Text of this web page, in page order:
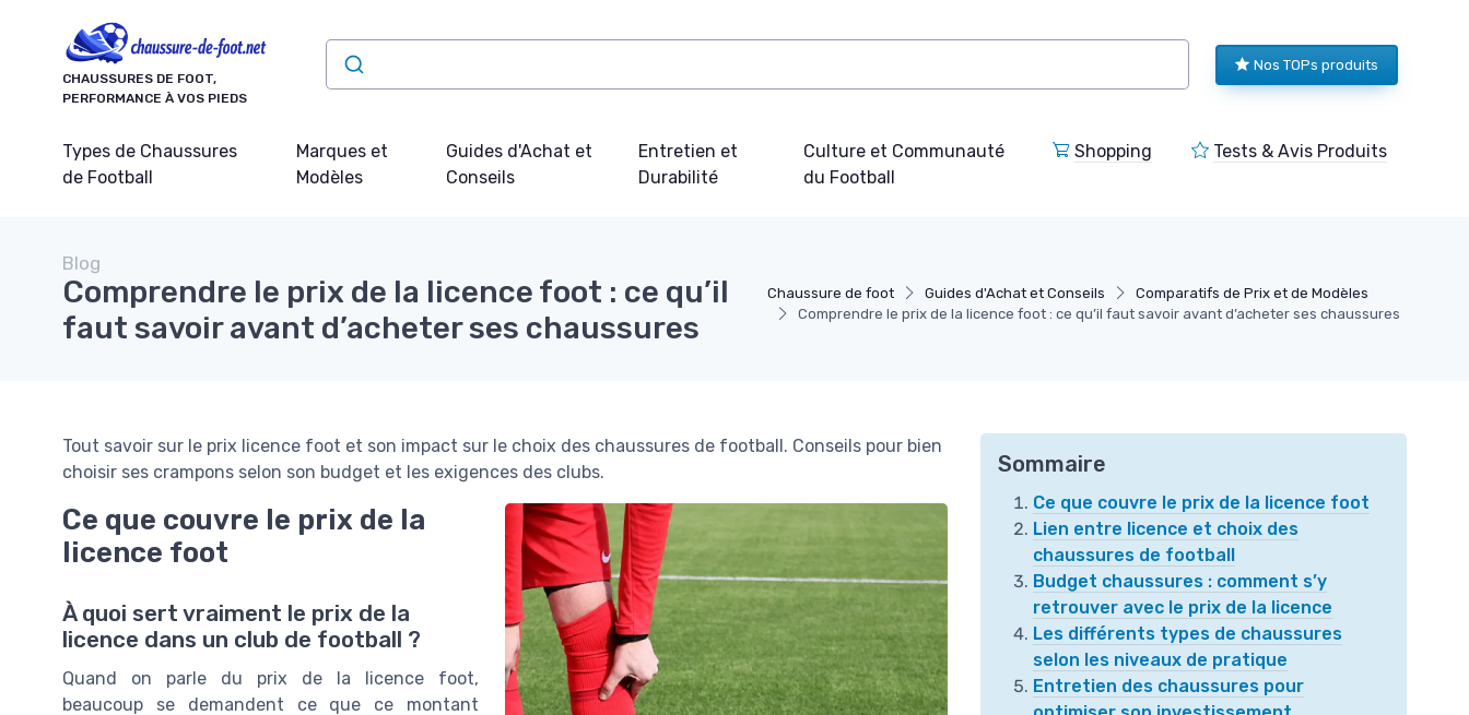
CHAUSSURES DE FOOT,
PERFORMANCE À VOS PIEDS
Nos TOPs produits
Types de Chaussures
de Football
Marques et
Modèles
Guides d'Achat et
Conseils
Entretien et
Durabilité
Culture et Communauté
du Football
Shopping Tests & Avis Produits
Chaussure de foot Guides d'Achat et Conseils
Comparatifs de Prix et de Modèles
Comprendre le prix de la licence foot : ce qu’il faut savoir avant d’acheter ses chaussures
Blog
Comprendre le prix de la licence foot : ce qu’il
faut savoir avant d’acheter ses chaussures
Tout savoir sur le prix licence foot et son impact sur le choix des chaussures de football. Conseils pour bien
choisir ses crampons selon son budget et les exigences des clubs.
Ce que couvre le prix de la
licence foot
À quoi sert vraiment le prix de la
licence dans un club de football ?
Quand on parle du prix de la licence foot,
beaucoup se demandent ce que ce montant
Sommaire
Ce que couvre le prix de la licence foot
Lien entre licence et choix des
chaussures de football
Budget chaussures : comment s’y
retrouver avec le prix de la licence
Les différents types de chaussures
selon les niveaux de pratique
Entretien des chaussures pour